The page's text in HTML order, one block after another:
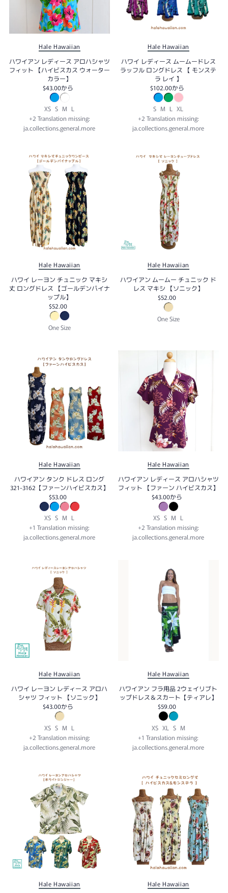
Hale Hawaiian
ハワイアン レディース アロハシャツ
フィット 【ハイビスカス ウォーター
カラー】
$43.00から
XS S M L
+2 Translation missing:
ja.collections.general.more
Hale Hawaiian
ハワイ レディース ムームードレス
ラッフル ロングドレス 【 モンステ
ラ レイ 】
$102.00から
S M L
XL
+2 Translation missing:
ja.collections.general.more
Hale Hawaiian
ハワイ レーヨン チュニック マキシ
丈 ロングドレス 【ゴールデンパイナ
ップル】
$52.00
One Size
Hale Hawaiian
ハワイアン ムームー チュニック ド
レス マキシ 【ソニック】
$52.00
One Size
Hale Hawaiian
ハワイアン タンク ドレス ロング
321-3162【ファーンハイビスカス】
$53.00
XS S M L
+1 Translation missing:
ja.collections.general.more
Hale Hawaiian
ハワイアン レディース アロハシャツ
フィット 【ファーン ハイビスカス】
$43.00から
XS S M L
+2 Translation missing:
ja.collections.general.more
Hale Hawaiian
ハワイ レーヨン レディース アロハ
シャツ フィット 【ソニック】
$43.00から
XS S M L
+2 Translation missing:
ja.collections.general.more
Hale Hawaiian
ハワイアン フラ用品 2ウェイリブト
ップドレス＆スカート【ティアレ】
$59.00
XS XL S M
+1 Translation missing:
ja.collections.general.more
Hale Hawaiian
Hale Hawaiian